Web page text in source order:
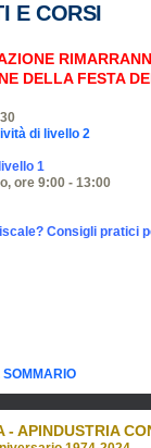
E CORSI
DELLA FESTA
di livello 2
1
ore 9:00 - 13:00
Consigli pratici
SOMMARIO
- APINDUSTRIA